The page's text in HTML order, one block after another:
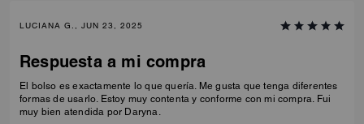
LUCIANA G., JUN 23, 2025
Respuesta a mi compra
El bolso es exactamente lo que quería. Me gusta que tenga diferentes
formas de usarlo. Estoy muy contenta y conforme con mi compra. Fui
muy bien atendida por Daryna.